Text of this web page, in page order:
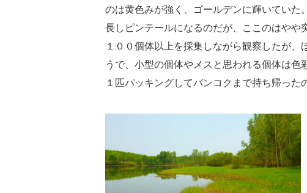
のは黄色みが強く、ゴールデンに輝いていた
長しピンテールになるのだが、ここのはやや
１００個体以上を採集しながら観察したが
うで、小型の個体やメスと思われる個体は
１匹パッキングしてバンコクまで持ち帰った